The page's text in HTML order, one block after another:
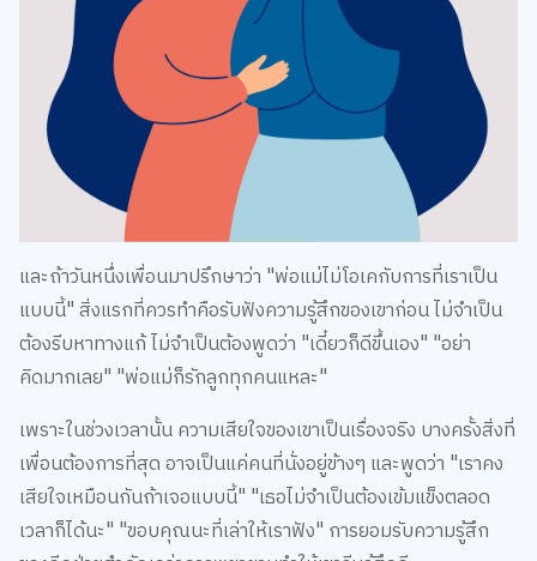
และถ้าวันหนึ่งเพื่อนมาปรึกษาว่า "พ่อแม่ไม่โอเคกับการที่เราเป็น
แบบนี้" สิ่งแรกที่ควรทำคือรับฟังความรู้สึกของเขาก่อน ไม่จำเป็น
ต้องรีบหาทางแก้ ไม่จำเป็นต้องพูดว่า "เดี๋ยวก็ดีขึ้นเอง" "อย่า
คิดมากเลย" "พ่อแม่ก็รักลูกทุกคนแหละ"
เพราะในช่วงเวลานั้น ความเสียใจของเขาเป็นเรื่องจริง บางครั้งสิ่งที่
เพื่อนต้องการที่สุด อาจเป็นแค่คนที่นั่งอยู่ข้างๆ และพูดว่า "เราคง
เสียใจเหมือนกันถ้าเจอแบบนี้" "เธอไม่จำเป็นต้องเข้มแข็งตลอด
เวลาก็ได้นะ" "ขอบคุณนะที่เล่าให้เราฟัง" การยอมรับความรู้สึก
ของอีกฝ่ายสำคัญกว่าการพยายามทำให้เขารีบรู้สึกดี